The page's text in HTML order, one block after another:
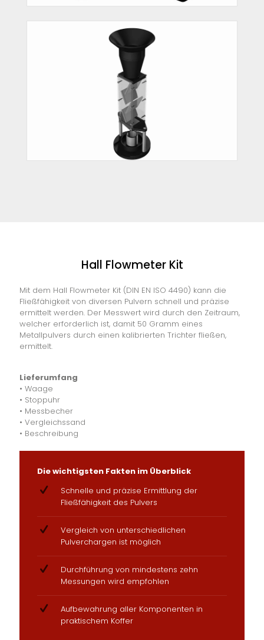
Hall Flowmeter Kit
Mit dem Hall Flowmeter Kit (DIN EN ISO 4490) kann die
Fließfähigkeit von diversen Pulvern schnell und präzise
ermittelt werden. Der Messwert wird durch den Zeitraum,
welcher erforderlich ist, damit 50 Gramm eines
Metallpulvers durch einen kalibrierten Trichter fließen,
ermittelt.
Lieferumfang
• Waage
• Stoppuhr
• Messbecher
• Vergleichssand
• Beschreibung
Die wichtigsten Fakten im Überblick
Schnelle und präzise Ermittlung der
Fließfähigkeit des Pulvers
Vergleich von unterschiedlichen
Pulverchargen ist möglich
Durchführung von mindestens zehn
Messungen wird empfohlen
Aufbewahrung aller Komponenten in
praktischem Koffer